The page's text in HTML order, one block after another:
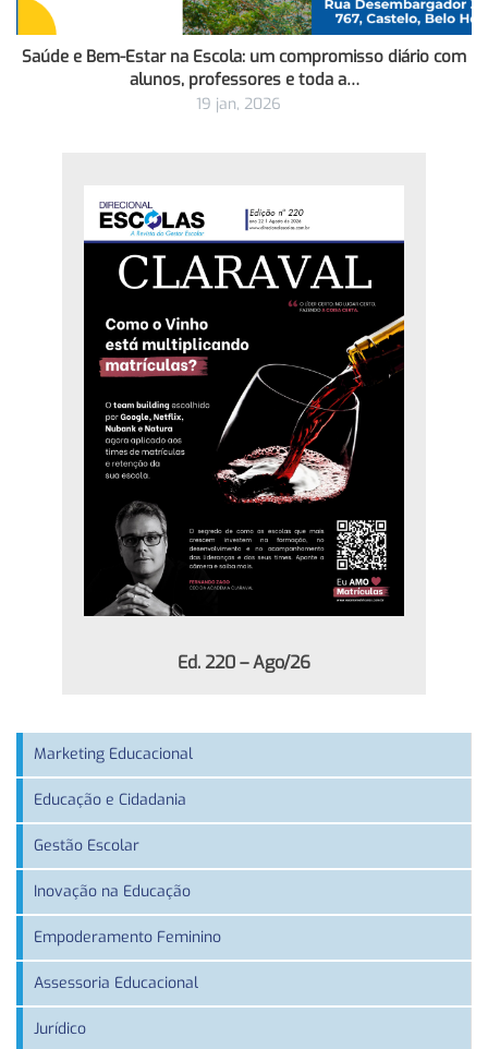
Saúde e Bem-Estar na Escola: um compromisso diário com
alunos, professores e toda a…
19 jan, 2026
Ed. 220 – Ago/26
Marketing Educacional
Educação e Cidadania
Gestão Escolar
Inovação na Educação
Empoderamento Feminino
Assessoria Educacional
Jurídico